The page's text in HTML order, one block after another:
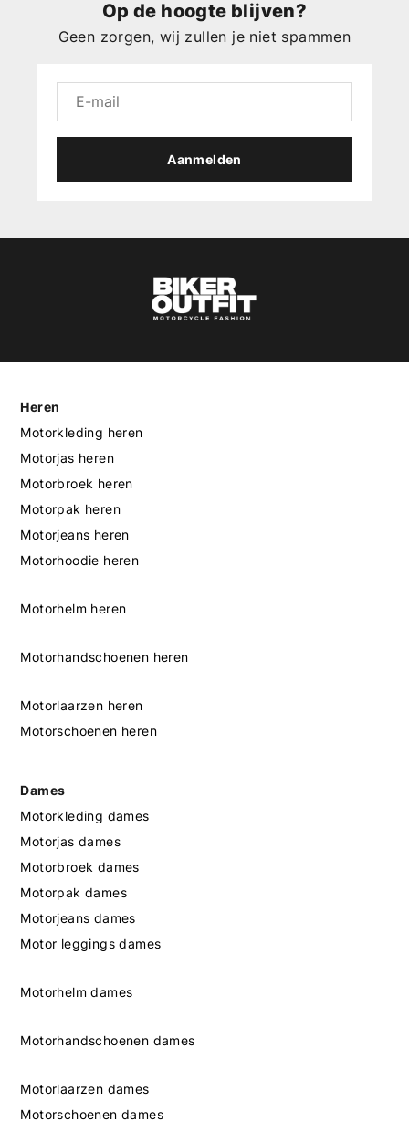
Op de hoogte blijven?
Geen zorgen, wij zullen je niet spammen
Aanmelden
Heren
Motorkleding heren
Motorjas heren
Motorbroek heren
Motorpak heren
Motorjeans heren
Motorhoodie heren
Motorhelm heren
Motorhandschoenen heren
Motorlaarzen heren
Motorschoenen heren
Dames
Motorkleding dames
Motorjas dames
Motorbroek dames
Motorpak dames
Motorjeans dames
Motor leggings dames
Motorhelm dames
Motorhandschoenen dames
Motorlaarzen dames
Motorschoenen dames